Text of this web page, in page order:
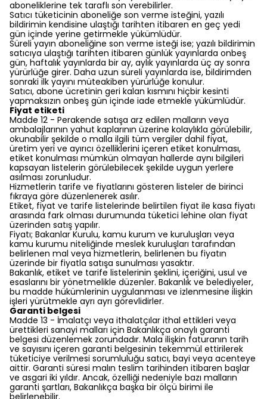
aboneliklerine tek taraflı son verebilirler.
Satıcı tüketicinin aboneliğe son verme isteğini, yazılı
bildirimin kendisine ulaştığı tarihten itibaren en geç yedi
gün içinde yerine getirmekle yükümlüdür.
Süreli yayın aboneliğine son verme isteği ise; yazılı bildirimin
satıcıya ulaştığı tarihten itibaren günlük yayınlarda onbeş
gün, haftalık yayınlarda bir ay, aylık yayınlarda üç ay sonra
yürürlüğe girer. Daha uzun süreli yayınlarda ise, bildirimden
sonraki ilk yayını müteakiben yürürlüğe konulur.
Satıcı, abone ücretinin geri kalan kısmını hiçbir kesinti
yapmaksızın onbeş gün içinde iade etmekle yükümlüdür.
Fiyat etiketi
Madde 12 - Perakende satışa arz edilen malların veya
ambalajlarının yahut kaplarının üzerine kolaylıkla görülebilir,
okunabilir şekilde o malla ilgili tüm vergiler dahil fiyat,
üretim yeri ve ayırıcı özelliklerini içeren etiket konulması,
etiket konulması mümkün olmayan hallerde aynı bilgileri
kapsayan listelerin görülebilecek şekilde uygun yerlere
asılması zorunludur.
Hizmetlerin tarife ve fiyatlarını gösteren listeler de birinci
fıkraya göre düzenlenerek asılır.
Etiket, fiyat ve tarife listelerinde belirtilen fiyat ile kasa fiyatı
arasında fark olması durumunda tüketici lehine olan fiyat
üzerinden satış yapılır.
Fiyatı; Bakanlar Kurulu, kamu kurum ve kuruluşları veya
kamu kurumu niteliğinde meslek kuruluşları tarafından
belirlenen mal veya hizmetlerin, belirlenen bu fiyatın
üzerinde bir fiyatla satışa sunulması yasaktır.
Bakanlık, etiket ve tarife listelerinin şeklini, içeriğini, usul ve
esaslarını bir yönetmelikle düzenler. Bakanlık ve belediyeler,
bu madde hükümlerinin uygulanması ve izlenmesine ilişkin
işleri yürütmekle ayrı ayrı görevlidirler.
Garanti belgesi
Madde 13 - İmalatçı veya ithalatçılar ithal ettikleri veya
ürettikleri sanayi malları için Bakanlıkça onaylı garanti
belgesi düzenlemek zorundadır. Mala ilişkin faturanın tarih
ve sayısını içeren garanti belgesinin tekemmül ettirilerek
tüketiciye verilmesi sorumluluğu satıcı, bayi veya acenteye
aittir. Garanti süresi malın teslim tarihinden itibaren başlar
ve asgari iki yıldır. Ancak, özelliği nedeniyle bazı malların
garanti şartları, Bakanlıkça başka bir ölçü birimi ile
belirlenebilir.